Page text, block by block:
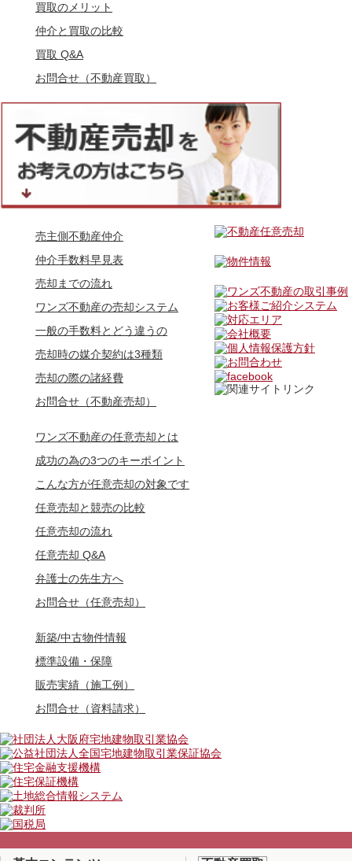
買取のメリット
仲介と買取の比較
買取 Q&A
お問合せ（不動産買取）
売主側不動産仲介
仲介手数料早見表
売却までの流れ
ワンズ不動産の売却システム
一般の手数料とどう違うの
売却時の媒介契約は3種類
売却の際の諸経費
お問合せ（不動産売却）
ワンズ不動産の任意売却とは
成功の為の3つのキーポイント
こんな方が任意売却の対象です
任意売却と競売の比較
任意売却の流れ
任意売却 Q&A
弁護士の先生方へ
お問合せ（任意売却）
新築/中古物件情報
標準設備・保障
販売実績（施工例）
お問合せ（資料請求）